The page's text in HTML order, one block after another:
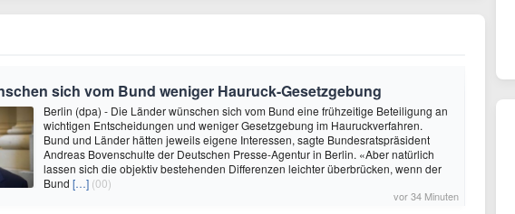
sich vom Bund weniger Hauruck-Gesetzgebung
Berlin (dpa) - Die Länder wünschen sich vom Bund eine frühzeitige Beteiligung an
wichtigen Entscheidungen und weniger Gesetzgebung im Hauruckverfahren.
Bund und Länder hätten jeweils eigene Interessen, sagte Bundesratspräsident
Andreas Bovenschulte der Deutschen Presse-Agentur in Berlin. «Aber natürlich
lassen sich die objektiv bestehenden Differenzen leichter überbrücken, wenn der
Bund […] (00)
vor 34 Minuten